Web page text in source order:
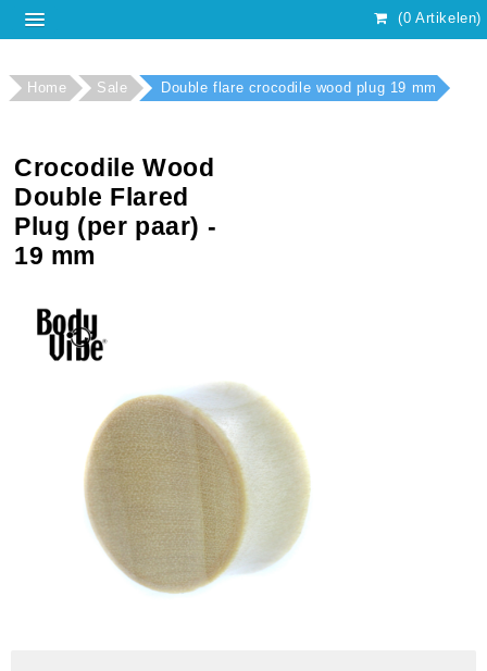
(0 Artikelen)
Home Sale Double flare crocodile wood plug 19 mm
Crocodile Wood
Double Flared
Plug (per paar) -
19 mm